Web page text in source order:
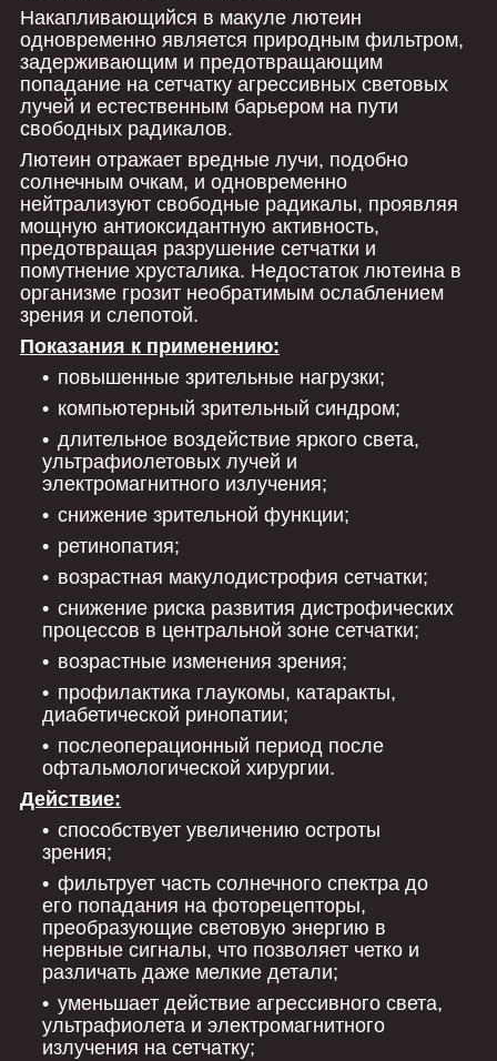
Накапливающийся в макуле лютеин
одновременно является природным фильтром,
задерживающим и предотвращающим
попадание на сетчатку агрессивных световых
лучей и естественным барьером на пути
свободных радикалов.
Лютеин отражает вредные лучи, подобно
солнечным очкам, и одновременно
нейтрализуют свободные радикалы, проявляя
мощную антиоксидантную активность,
предотвращая разрушение сетчатки и
помутнение хрусталика. Недостаток лютеина в
организме грозит необратимым ослаблением
зрения и слепотой.
Показания к применению:
повышенные зрительные нагрузки;
компьютерный зрительный синдром;
длительное воздействие яркого света,
ультрафиолетовых лучей и
электромагнитного излучения;
снижение зрительной функции;
ретинопатия;
возрастная макулодистрофия сетчатки;
снижение риска развития дистрофических
процессов в центральной зоне сетчатки;
возрастные изменения зрения;
профилактика глаукомы, катаракты,
диабетической ринопатии;
послеоперационный период после
офтальмологической хирургии.
Действие:
способствует увеличению остроты
зрения;
фильтрует часть солнечного спектра до
его попадания на фоторецепторы,
преобразующие световую энергию в
нервные сигналы, что позволяет четко и
различать даже мелкие детали;
уменьшает действие агрессивного света,
ультрафиолета и электромагнитного
излучения на сетчатку;